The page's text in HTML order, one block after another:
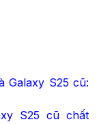
Galaxy S25 cũ:
S25 cũ chất